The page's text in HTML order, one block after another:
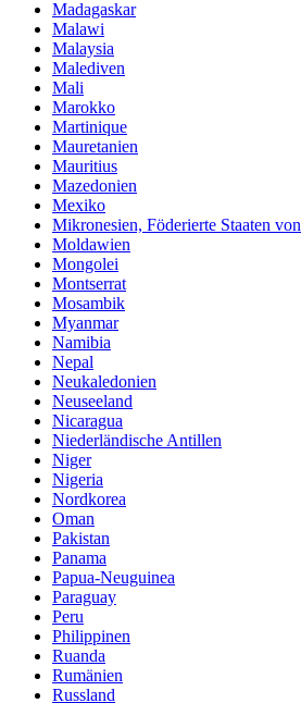
Madagaskar
Malawi
Malaysia
Malediven
Mali
Marokko
Martinique
Mauretanien
Mauritius
Mazedonien
Mexiko
Mikronesien, Föderierte Staaten von
Moldawien
Mongolei
Montserrat
Mosambik
Myanmar
Namibia
Nepal
Neukaledonien
Neuseeland
Nicaragua
Niederländische Antillen
Niger
Nigeria
Nordkorea
Oman
Pakistan
Panama
Papua-Neuguinea
Paraguay
Peru
Philippinen
Ruanda
Rumänien
Russland